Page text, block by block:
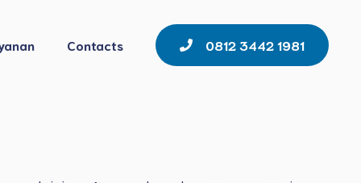
Contacts 0812 3442 1981